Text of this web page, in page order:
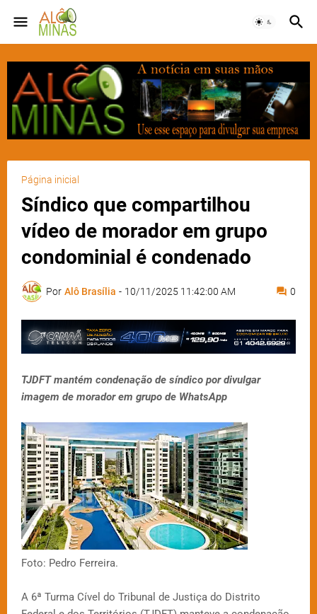
Página inicial
Síndico que compartilhou
vídeo de morador em grupo
condominial é condenado
Por Alô Brasília - 10/11/2025 11:42:00 AM 0
TJDFT mantém condenação de síndico por divulgar
imagem de morador em grupo de WhatsApp
Foto: Pedro Ferreira.
A 6ª Turma Cível do Tribunal de Justiça do Distrito